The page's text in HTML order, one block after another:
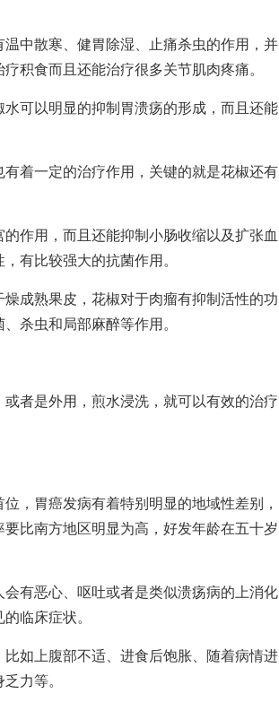
中散寒、健胃除湿、止痛杀虫的作用，并
积食而且还能治疗很多关节肌肉疼痛。
可以明显的抑制胃溃疡的形成，而且还能
着一定的治疗作用，关键的就是花椒还有
用，而且还能抑制小肠收缩以及扩张血
有比较强大的抗菌作用。
熟果皮，花椒对于肉瘤有抑制活性的功
杀虫和局部麻醉等作用。
是外用，煎水浸洗，就可以有效的治疗
胃癌发病有着特别明显的地域性差别，
比南方地区明显为高，好发年龄在五十岁
有恶心、呕吐或者是类似溃疡病的上消化
临床症状。
如上腹部不适、进食后饱胀、随着病情进
力等。